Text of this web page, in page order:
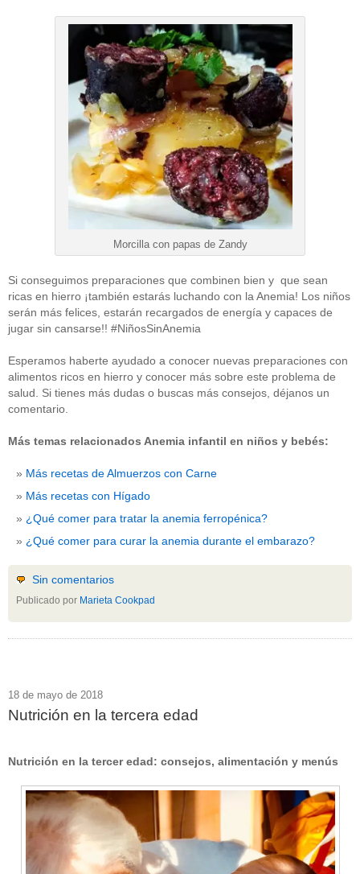
Morcilla con papas de Zandy
Si conseguimos preparaciones que combinen bien y que sean
ricas en hierro ¡también estarás luchando con la Anemia! Los niños
serán más felices, estarán recargados de energía y capaces de
jugar sin cansarse!! #NiñosSinAnemia
Esperamos haberte ayudado a conocer nuevas preparaciones con
alimentos ricos en hierro y conocer más sobre este problema de
salud. Si tienes más dudas o buscas más consejos, déjanos un
comentario.
Más temas relacionados Anemia infantil en niños y bebés:
Más recetas de Almuerzos con Carne
Más recetas con Hígado
¿Qué comer para tratar la anemia ferropénica?
¿Qué comer para curar la anemia durante el embarazo?
Sin comentarios
Publicado por Marieta Cookpad
18 de mayo de 2018
Nutrición en la tercera edad
Nutrición en la tercer edad: consejos, alimentación y menús